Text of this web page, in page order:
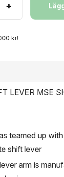
+
kr!
LEVER MSE
teamed up
shift lever
arm is